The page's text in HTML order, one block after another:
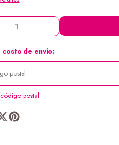
costo de envío:
postal